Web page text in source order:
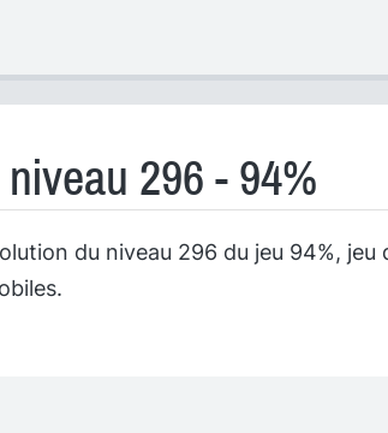
296 - 94%
du niveau 296 du jeu 94%,